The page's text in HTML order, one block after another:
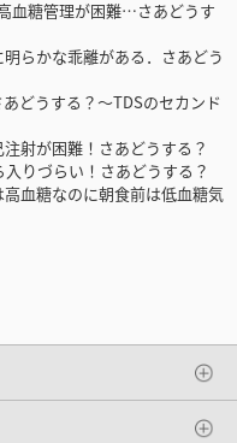
糖管理が困難…さあどうす
かな乖離がある．さあどう
うする？～TDSのセカンド
が困難！さあどうする？
づらい！さあどうする？
糖なのに朝食前は低血糖気